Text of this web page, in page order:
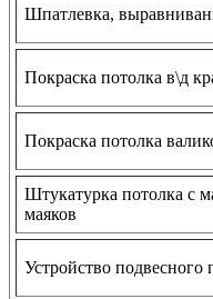
Шпатлевка,
Покраска потолка в\д
Покраска потолка
Штукатурка потолка с
маяков
Устройство подвесного